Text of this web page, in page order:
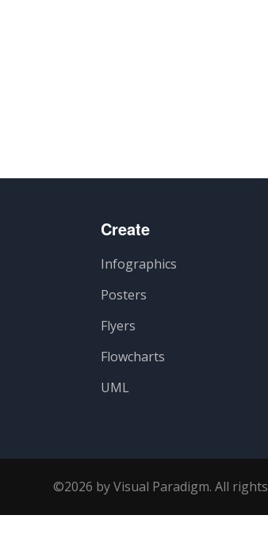
Create
Infographics
Posters
Flyers
Flowcharts
UML
©2026 by Visual Paradigm. All